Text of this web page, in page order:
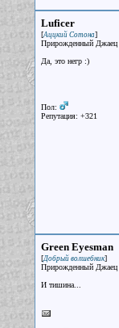
Luficer
[Аццкий Сотона]
Прирожденный Джаец
Да, это негр :)
Пол:
Репутация: +321
Green Eyesman
[Добрый волшебник]
Прирожденный Джаец
И тишина...